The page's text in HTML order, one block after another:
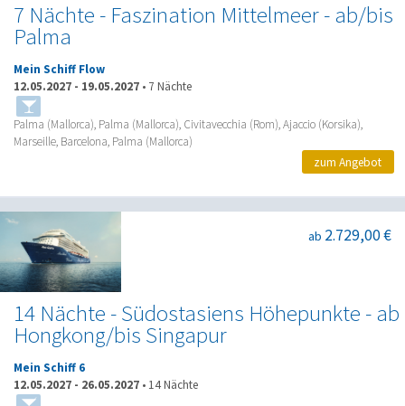
7 Nächte - Faszination Mittelmeer - ab/bis
Palma
Mein Schiff Flow
12.05.2027 - 19.05.2027 • 7 Nächte
Palma (Mallorca), Palma (Mallorca), Civitavecchia (Rom), Ajaccio (Korsika),
Marseille, Barcelona, Palma (Mallorca)
zum Angebot
14 Nächte - Südostasiens Höhepunkte - ab
Hongkong/bis Singapur
ab 2.729,00 €
Mein Schiff 6
12.05.2027 - 26.05.2027 • 14 Nächte